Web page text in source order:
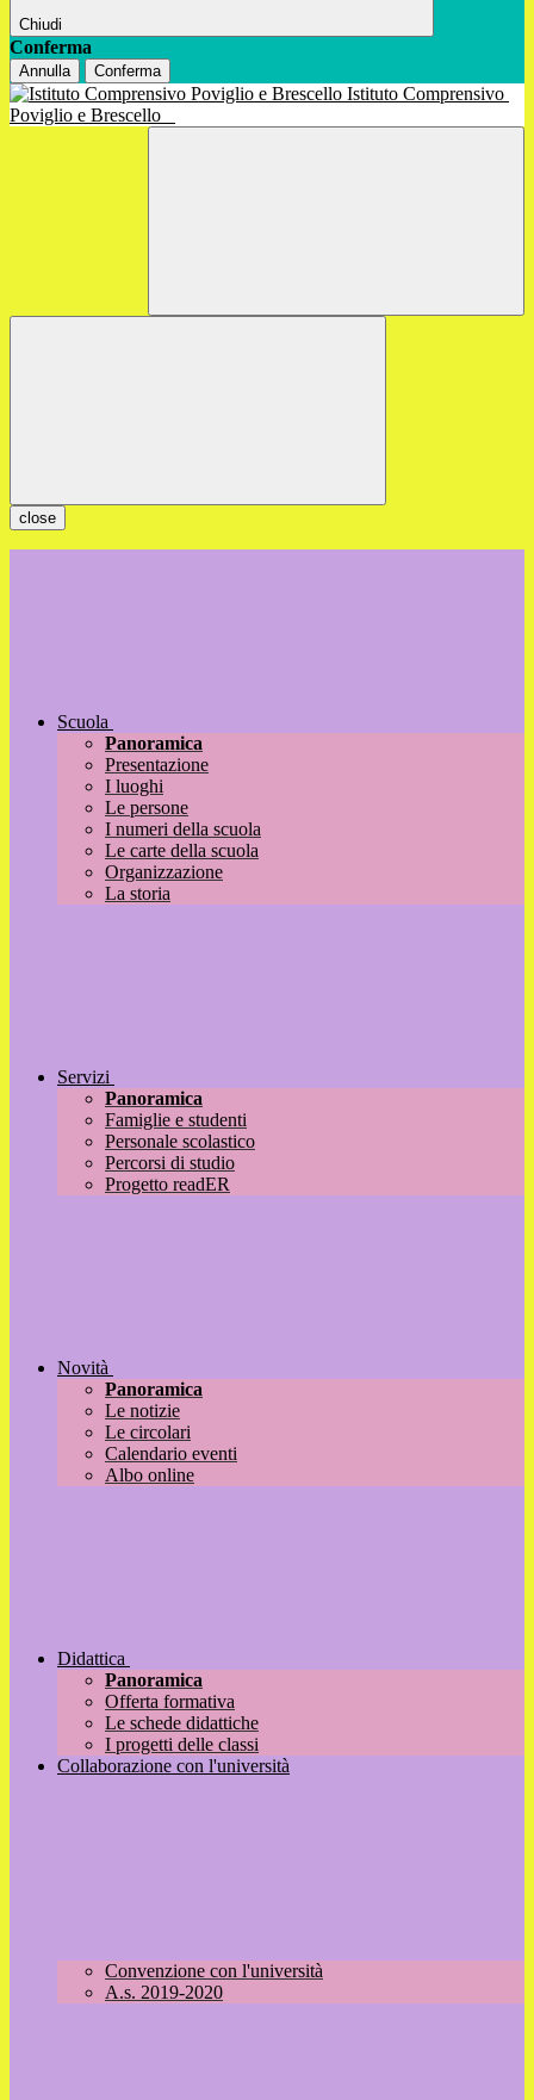
Chiudi
Conferma
Annulla Conferma
Istituto Comprensivo
Poviglio e Brescello
close
Scuola
Panoramica
Presentazione
I luoghi
Le persone
I numeri della scuola
Le carte della scuola
Organizzazione
La storia
Servizi
Panoramica
Famiglie e studenti
Personale scolastico
Percorsi di studio
Progetto readER
Novità
Panoramica
Le notizie
Le circolari
Calendario eventi
Albo online
Didattica
Panoramica
Offerta formativa
Le schede didattiche
I progetti delle classi
Collaborazione con l'università
Convenzione con l'università
A.s. 2019-2020